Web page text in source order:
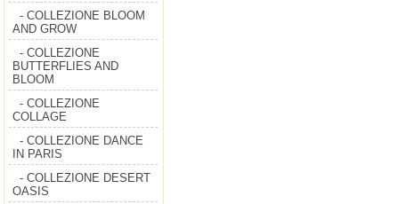
- COLLEZIONE BLOOM
AND GROW
- COLLEZIONE
BUTTERFLIES AND
BLOOM
- COLLEZIONE
COLLAGE
- COLLEZIONE DANCE
IN PARIS
- COLLEZIONE DESERT
OASIS